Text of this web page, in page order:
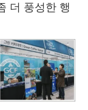
더 풍성한 행